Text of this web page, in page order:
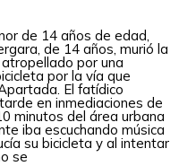
de 14 años de edad,
de 14 años, murió la
por una
por la vía que
El fatídico
en inmediaciones de
minutos del área urbana
iba escuchando música
su bicicleta y al intentar
se